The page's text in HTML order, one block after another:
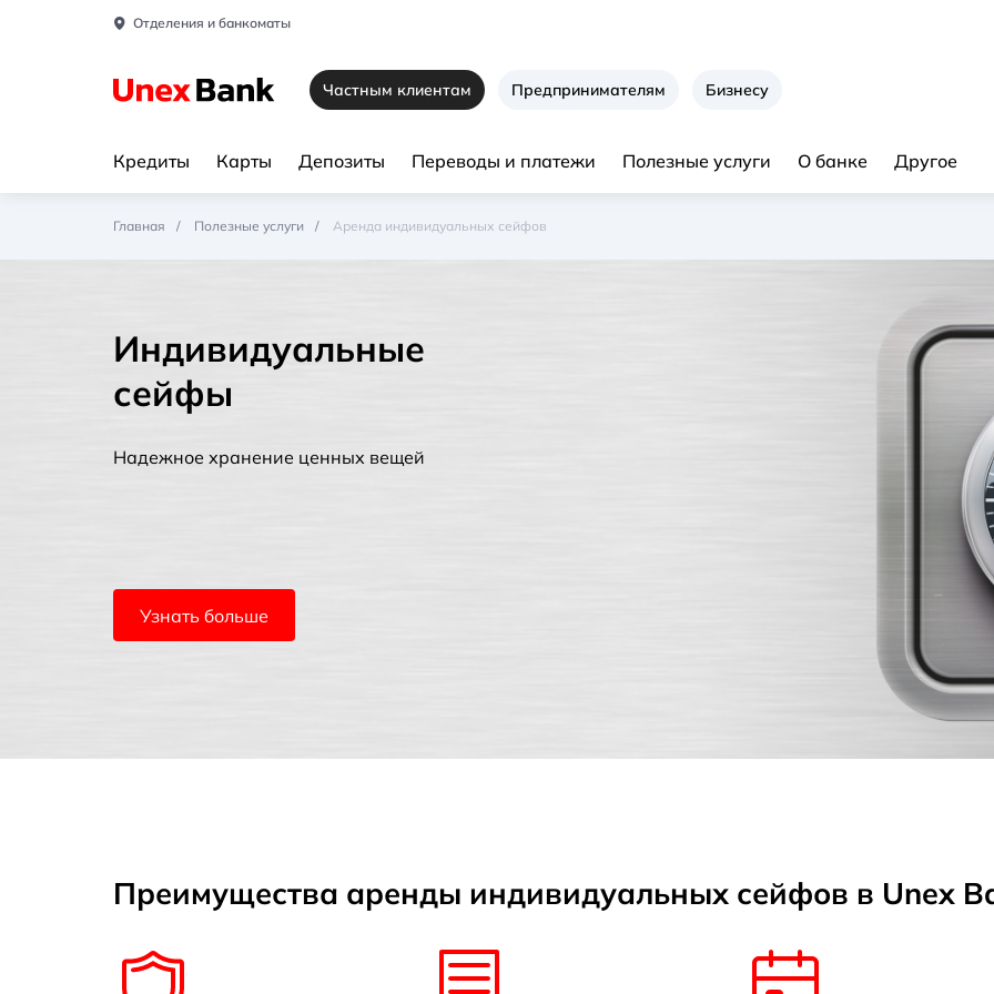
Отделения и банкоматы
Частным клиентам Предпринимателям Бизнесу
Кредиты Карты Депозиты Переводы и платежи Полезные услуги О банке Другое
Главная Полезные услуги Аренда индивидуальных сейфов
Индивидуальные
сейфы
Надежное хранение ценных вещей
Узнать больше
Преимущества аренды индивидуальных сейфов в Unex